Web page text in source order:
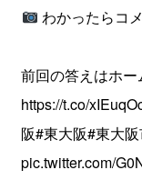
わかったらコ
前回の答えはホー
https://t.co/
阪#東大阪#東大
pic.twitter.com/